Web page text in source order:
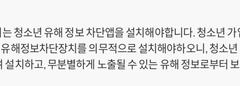
청소년 유해 정보 차단앱을 설치해야합니다. 청소년
해정보차단장치를 의무적으로 설치해야하오니, 청소
치하고, 무분별하게 노출될 수 있는 유해 정보로부터